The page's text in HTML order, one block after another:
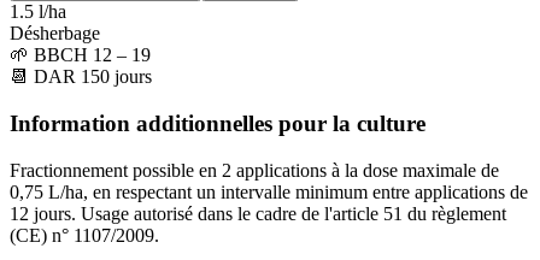
1.5 l/ha
Désherbage
🌱 BBCH 12 – 19
📆 DAR 150 jours
Information additionnelles pour la culture
Fractionnement possible en 2 applications à la dose maximale de
0,75 L/ha, en respectant un intervalle minimum entre applications de
12 jours. Usage autorisé dans le cadre de l'article 51 du règlement
(CE) n° 1107/2009.